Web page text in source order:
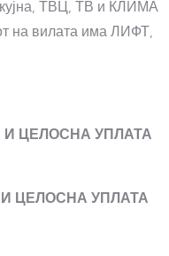
ТВЦ, ТВ и КЛИМА
на вилата има ЛИФТ,
И ЦЕЛОСНА УПЛАТА
ЦЕЛОСНА УПЛАТА